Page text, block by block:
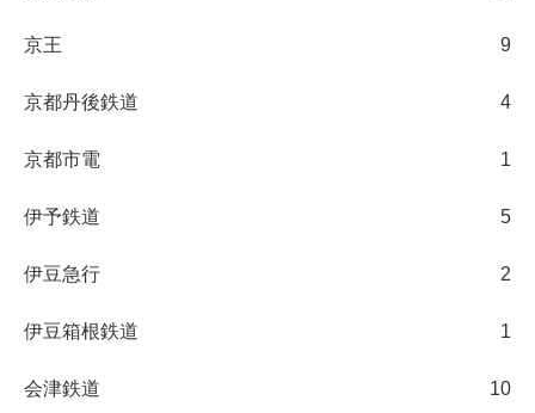
京王 9
京都丹後鉄道 4
京都市電 1
伊予鉄道 5
伊豆急行 2
伊豆箱根鉄道 1
会津鉄道 10